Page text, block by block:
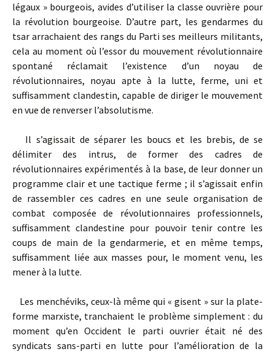
légaux » bourgeois, avides d’utiliser la classe ouvrière pour
la révolution bourgeoise. D’autre part, les gendarmes du
tsar arrachaient des rangs du Parti ses meilleurs militants,
cela au moment où l’essor du mouvement révolutionnaire
spontané réclamait l’existence d’un noyau de
révolutionnaires, noyau apte à la lutte, ferme, uni et
suffisamment clandestin, capable de diriger le mouvement
en vue de renverser l’absolutisme.
Il s’agissait de séparer les boucs et les brebis, de se
délimiter des intrus, de former des cadres de
révolutionnaires expérimentés à la base, de leur donner un
programme clair et une tactique ferme ; il s’agissait enfin
de rassembler ces cadres en une seule organisation de
combat composée de révolutionnaires professionnels,
suffisamment clandestine pour pouvoir tenir contre les
coups de main de la gendarmerie, et en même temps,
suffisamment liée aux masses pour, le moment venu, les
mener à la lutte.
Les menchéviks, ceux-là même qui « gisent » sur la plate-
forme marxiste, tranchaient le problème simplement : du
moment qu’en Occident le parti ouvrier était né des
syndicats sans-parti en lutte pour l’amélioration de la